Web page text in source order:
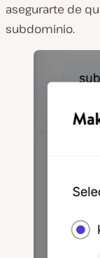
asegurarte de
subdominio.